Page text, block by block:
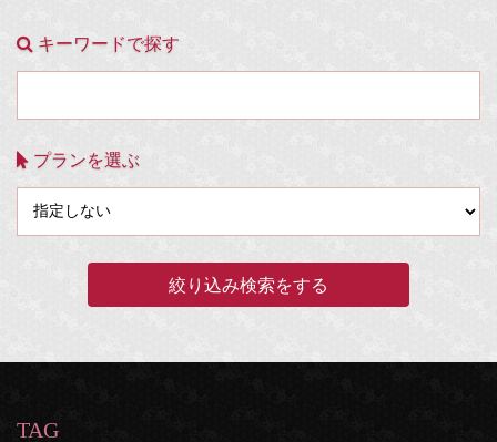
キーワードで探す
プランを選ぶ
TAG